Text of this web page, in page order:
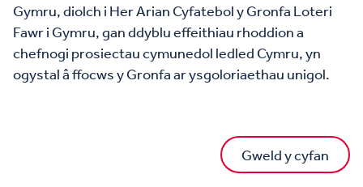
Gymru, diolch i Her Arian Cyfatebol y Gronfa Loteri
Fawr i Gymru, gan ddyblu effeithiau rhoddion a
chefnogi prosiectau cymunedol ledled Cymru, yn
ogystal â ffocws y Gronfa ar ysgoloriaethau unigol.
Gweld y cyfan